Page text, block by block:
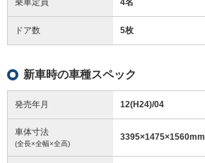
ドア数 5枚
新車時の車種スペック
発売年月 12(H24)/04
車体寸法
(全長×全幅×全高)
3395×1475×1560mm